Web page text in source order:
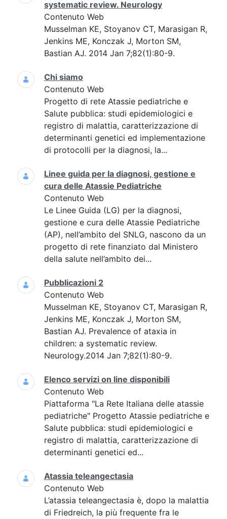
systematic review. Neurology
Contenuto Web
Musselman KE, Stoyanov CT, Marasigan R,
Jenkins ME, Konczak J, Morton SM,
Bastian AJ. 2014 Jan 7;82(1):80-9.
Chi siamo
Contenuto Web
Progetto di rete Atassie pediatriche e
Salute pubblica: studi epidemiologici e
registro di malattia, caratterizzazione di
determinanti genetici ed implementazione
di protocolli per la diagnosi, la...
Linee guida per la diagnosi, gestione e
cura delle Atassie Pediatriche
Contenuto Web
Le Linee Guida (LG) per la diagnosi,
gestione e cura delle Atassie Pediatriche
(AP), nell’ambito del SNLG, nascono da un
progetto di rete finanziato dal Ministero
della salute nell’ambito dei...
Pubblicazioni 2
Contenuto Web
Musselman KE, Stoyanov CT, Marasigan R,
Jenkins ME, Konczak J, Morton SM,
Bastian AJ. Prevalence of ataxia in
children: a systematic review.
Neurology.2014 Jan 7;82(1):80-9.
Elenco servizi on line disponibili
Contenuto Web
Piattaforma "La Rete Italiana delle atassie
pediatriche" Progetto Atassie pediatriche e
Salute pubblica: studi epidemiologici e
registro di malattia, caratterizzazione di
determinanti genetici ed...
Atassia teleangectasia
Contenuto Web
L’atassia teleangectasia è, dopo la malattia
di Friedreich, la più frequente fra le